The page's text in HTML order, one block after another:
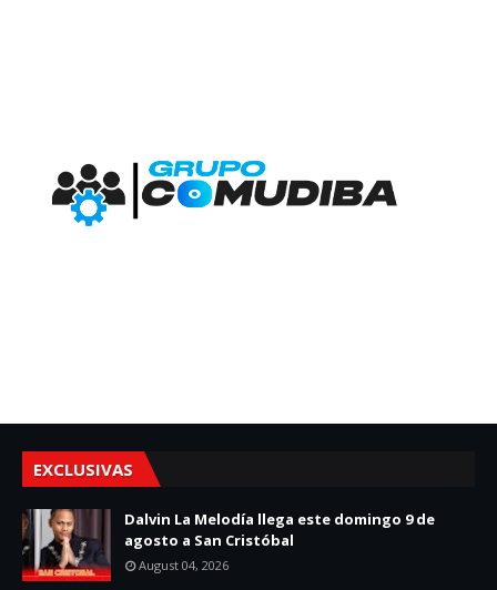
EXCLUSIVAS
Dalvin La Melodía llega este domingo 9 de
agosto a San Cristóbal
August 04, 2026